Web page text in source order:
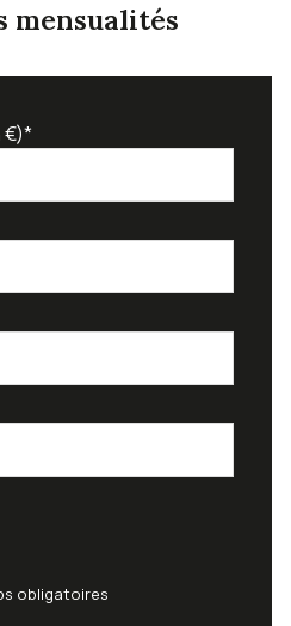
mensualités
€)*
obligatoires